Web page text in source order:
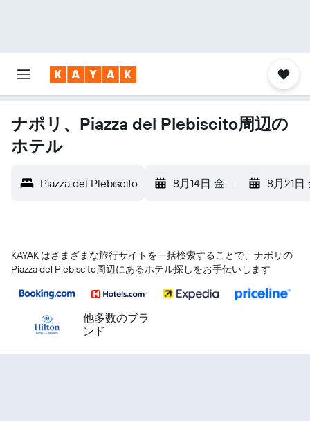
ナポリ、Piazza del Plebiscito周辺の
ホテル
Piazza del Plebiscito 8月14日 金 - 8月21日
KAYAK はさまざまな旅行サイトを一括検索することで、ナポリ​の
Piazza del Plebiscito​周辺にあるホテル探しをお手伝いします
他多数のブラ
ンド